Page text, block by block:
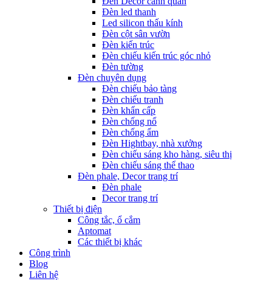
Đèn led thanh
Led silicon thấu kính
Đèn cột sân vườn
Đèn kiến trúc
Đèn chiếu kiến trúc góc nhỏ
Đèn tường
Đèn chuyên dụng
Đèn chiếu bảo tàng
Đèn chiếu tranh
Đèn khẩn cấp
Đèn chống nổ
Đèn chống ẩm
Đèn Hightbay, nhà xưởng
Đèn chiếu sáng kho hàng, siêu thị
Đèn chiếu sáng thể thao
Đèn phale, Decor trang trí
Đèn phale
Decor trang trí
Thiết bị điện
Công tắc, ổ cắm
Aptomat
Các thiết bị khác
Công trình
Blog
Liên hệ